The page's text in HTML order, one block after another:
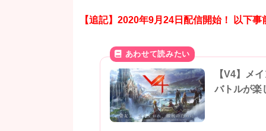
【追記】2020年9月24日配信開始！ 以下
【V4】メ
バトルが楽